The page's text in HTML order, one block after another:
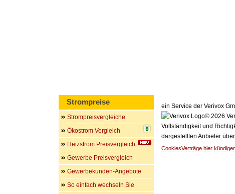
ein Service der Verivox
© 2026
Vollständigkeit und
dargestellten Anbieter
CookiesVerträge hier
Strompreise
Strompreisvergleiche
Ökostrom Vergleich
Heizstrom Preisvergleich
Gewerbe Preisvergleich
Gewerbekunden-Angebote
So einfach wechseln Sie